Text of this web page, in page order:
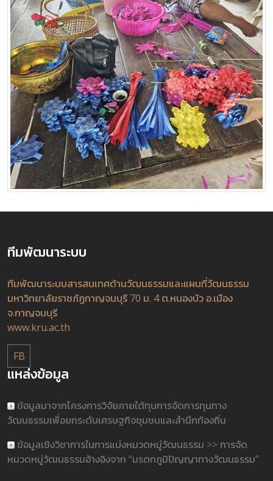
ทีมพัฒนาระบบ
ทีมพัฒนาระบบสารสนเทศด้านวัฒนธรรมและแผนที่วัฒนธรรม
มหาวิทยาลัยราชภัฏกาญจนบุรี 70 ม. 4 ต.หนองบัว อ.เมือง
จ.กาญจนบุรี
www.kru.ac.th
FB
แหล่งข้อมูล
ข้อมูลมาจากโครงการวิจัยภายใต้ทุนการจัดการทุนทาง
วัฒนธรรมเพื่อยกระดับเศรษฐกิจชุมชนและสำนึกท้องถิ่น
ข้อมูลเชิงวิชาการในการแบ่งหมวดหมู่วัฒนธรรม >> การจัด
หมวดหมู่วัฒนธรรมอ้างอิงจาก “มรดกภูมิปัญญาทางวัฒนธรรม”